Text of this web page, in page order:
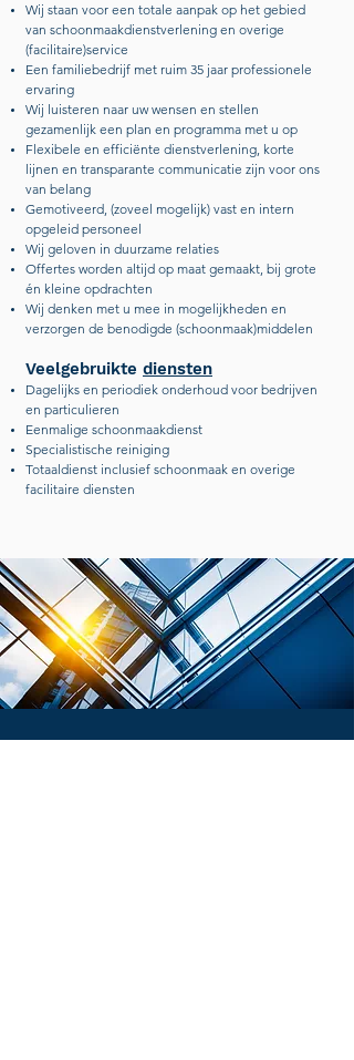
Wij staan voor een totale aanpak op het gebied
van schoonmaakdienstverlening en overige
(facilitaire)service
Een familiebedrijf met ruim 35 jaar professionele
ervaring
Wij luisteren naar uw wensen en stellen
gezamenlijk een plan en programma met u op
Flexibele en efficiënte dienstverlening, korte
lijnen en transparante communicatie zijn voor ons
van belang
Gemotiveerd, (zoveel mogelijk) vast en intern
opgeleid personeel
Wij geloven in duurzame relaties
Offertes worden altijd op maat gemaakt, bij grote
én kleine opdrachten
Wij denken met u mee in mogelijkheden en
verzorgen de benodigde (schoonmaak)middelen
Veelgebruikte diensten
Dagelijks en periodiek onderhoud voor bedrijven
en particulieren
Eenmalige schoonmaakdienst
Specialistische reiniging
Totaaldienst inclusief schoonmaak en overige
facilitaire diensten